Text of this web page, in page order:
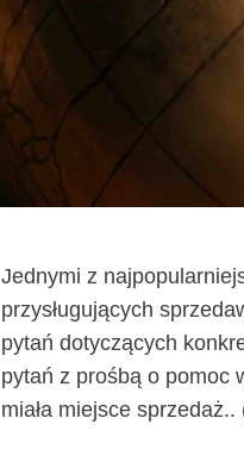
Jednymi z
przysługujących
pytań dotyczących
pytań z prośbą o pomoc
miała miejsce